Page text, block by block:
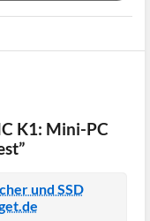
K1: Mini-PC
und SSD